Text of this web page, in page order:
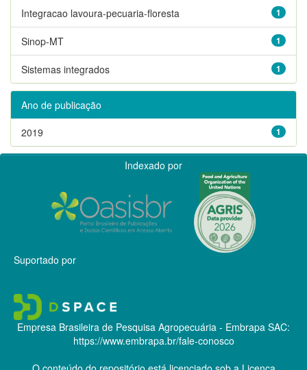
1
Integracao lavoura-pecuaria-floresta
1
Sinop-MT
1
Sistemas integrados
Ano de publicação
1
2019
Indexado por
Suportado por
Empresa Brasileira de Pesquisa Agropecuária - Embrapa SAC:
https://www.embrapa.br/fale-conosco